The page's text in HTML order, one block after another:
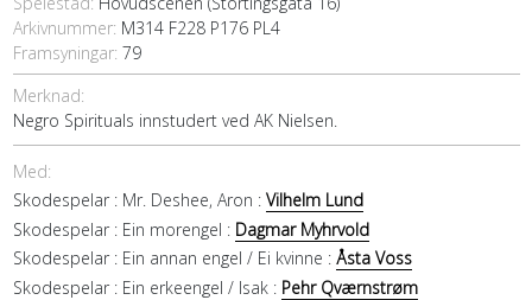
Arkivnummer: M314 F228 P176 PL4
Framsyningar: 79
Merknad:
Negro Spirituals innstudert ved AK Nielsen.
Med:
Skodespelar : Mr. Deshee, Aron : Vilhelm Lund
Skodespelar : Ein morengel : Dagmar Myhrvold
Skodespelar : Ein annan engel / Ei kvinne : Åsta Voss
Skodespelar : Ein erkeengel / Isak : Pehr Qværnstrøm